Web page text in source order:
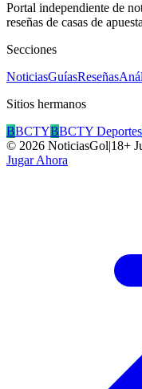
Portal independiente de
reseñas de casas de
Secciones
NoticiasGuíasReseñas
Sitios hermanos
BBCTYBBCTY Deportes
© 2026 NoticiasGol|18+
Jugar Ahora